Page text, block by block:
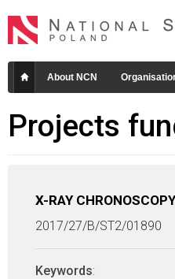
About NCN
Projects
X-RAY
2017/27/B/ST2/01890
Keywords: